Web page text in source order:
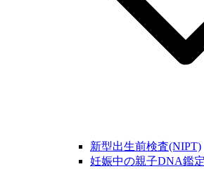
新型出生前検査(NIPT)
妊娠中の親子DNA鑑定